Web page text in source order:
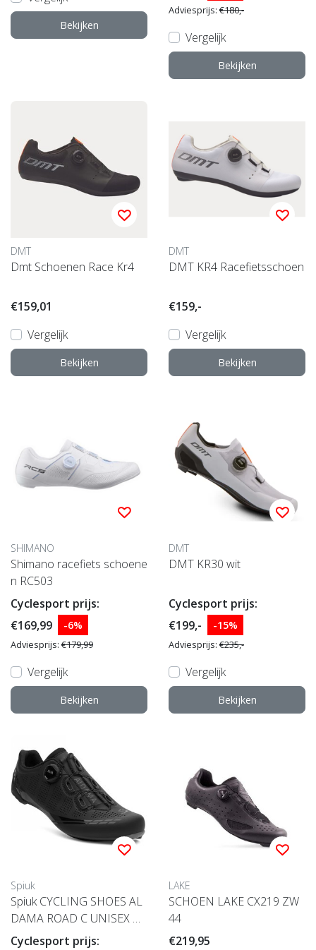
Bekijken
Adviesprijs: €180,-
Vergelijk
Bekijken
DMT
Dmt Schoenen Race Kr4
€159,01
Vergelijk
Bekijken
DMT
DMT KR4 Racefietsschoen
€159,-
Vergelijk
Bekijken
SHIMANO
Shimano racefiets schoene
n RC503
Cyclesport prijs:
€169,99
-6%
Adviesprijs: €179,99
Vergelijk
Bekijken
DMT
DMT KR30 wit
Cyclesport prijs:
€199,-
-15%
Adviesprijs: €235,-
Vergelijk
Bekijken
Spiuk
Spiuk CYCLING SHOES AL
DAMA ROAD C UNISEX BL
ACK MATT 43 43
Cyclesport prijs:
LAKE
SCHOEN LAKE CX219 ZW
44
€219,95